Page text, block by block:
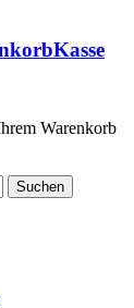
Kasse
Warenkorb